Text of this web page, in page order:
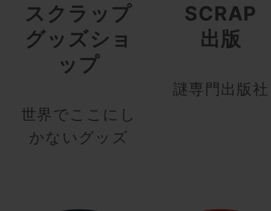
スクラップ
グッズショ
ップ
世界でここにし
かないグッズ
SCRAP
出版
謎専門出版社